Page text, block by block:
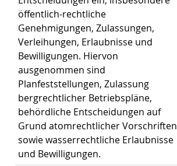
öffentlich-rechtliche
Genehmigungen, Zulassungen,
Verleihungen, Erlaubnisse und
Bewilligungen. Hiervon
ausgenommen sind
Planfeststellungen, Zulassung
bergrechtlicher Betriebspläne,
behördliche Entscheidungen auf
Grund atomrechtlicher Vorschriften
sowie wasserrechtliche Erlaubnisse
und Bewilligungen.